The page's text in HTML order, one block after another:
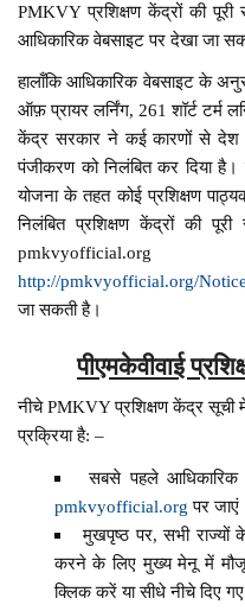
PMKVY प्रशिक्षण केंद्रों की
आधिकारिक वेबसाइट पर देखा जा
हालाँकि आधिकारिक वेबसाइट के
ऑफ़ प्रायर लर्निंग, 261 शॉर्ट टर्म
केंद्र सरकार ने कई कारणों से देश
पंजीकरण को निलंबित कर दिया
योजना के तहत कोई प्रशिक्षण
निलंबित प्रशिक्षण केंद्रों की
http://pmkvyofficial.org/
जा सकती है।
पीएमकेवीवाई
नीचे PMKVY प्रशिक्षण केंद्र सूची
प्रक्रिया है: –
सबसे पहले आधिकारिक
pmkvyofficial.org पर जाएं
मुखपृष्ठ पर, सभी राज्यों
करने के लिए मुख्य मेनू में
क्लिक करें या सीधे नीचे दिए